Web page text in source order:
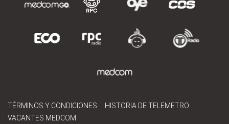
TÉRMINOS Y CONDICIONES
HISTORIA DE TELEMETRO
VACANTES MEDCOM